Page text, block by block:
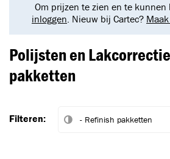
Om prijzen te zien en te
inloggen. Nieuw bij Cartec?
Polijsten en
pakketten
Filteren: